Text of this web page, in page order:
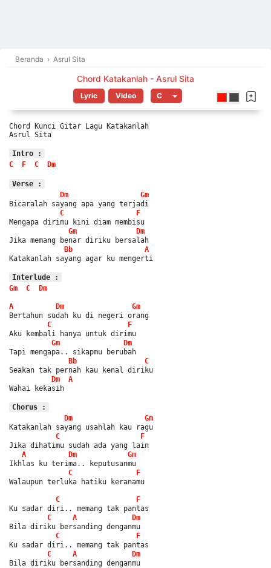
Beranda › Asrul Sita
Chord Katakanlah - Asrul Sita
Lyric Video
Chord Kunci Gitar Lagu Katakanlah
Asrul Sita
Intro :
C
F C Dm
Verse :
Dm
Gm
Bicaralah sayang apa yang terjadi
C
F
Mengapa dirimu kini diam membisu
Gm
Dm
Jika memang benar diriku bersalah
Bb
A
Katakanlah sayang agar ku mengerti
Interlude :
Gm
C Dm
A Dm
Gm
Bertahun sudah ku di negeri orang
C
F
Aku kembali hanya untuk dirimu
Gm
Dm
Tapi mengapa.. sikapmu berubah
Bb
C
Seakan tak pernah kau kenal diriku
Dm
A
Wahai kekasih
Chorus :
Dm
Gm
Katakanlah sayang usahlah kau ragu
C
F
Jika dihatimu sudah ada yang lain
A
Dm
Gm
Ikhlas ku terima.. keputusanmu
C
F
Walaupun terluka hatiku keranamu
C
F
Ku sadar diri.. memang tak pantas
C
A
Dm
Bila diriku bersanding denganmu
C
F
Ku sadar diri.. memang tak pantas
C
A
Dm
Bila diriku bersanding denganmu